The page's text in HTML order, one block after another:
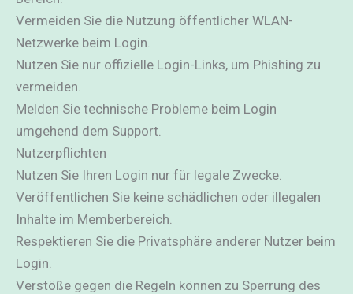
Vermeiden Sie die Nutzung öffentlicher WLAN-
Netzwerke beim Login.
Nutzen Sie nur offizielle Login-Links, um Phishing zu
vermeiden.
Melden Sie technische Probleme beim Login
umgehend dem Support.
Nutzerpflichten
Nutzen Sie Ihren Login nur für legale Zwecke.
Veröffentlichen Sie keine schädlichen oder illegalen
Inhalte im Memberbereich.
Respektieren Sie die Privatsphäre anderer Nutzer beim
Login.
Verstöße gegen die Regeln können zu Sperrung des